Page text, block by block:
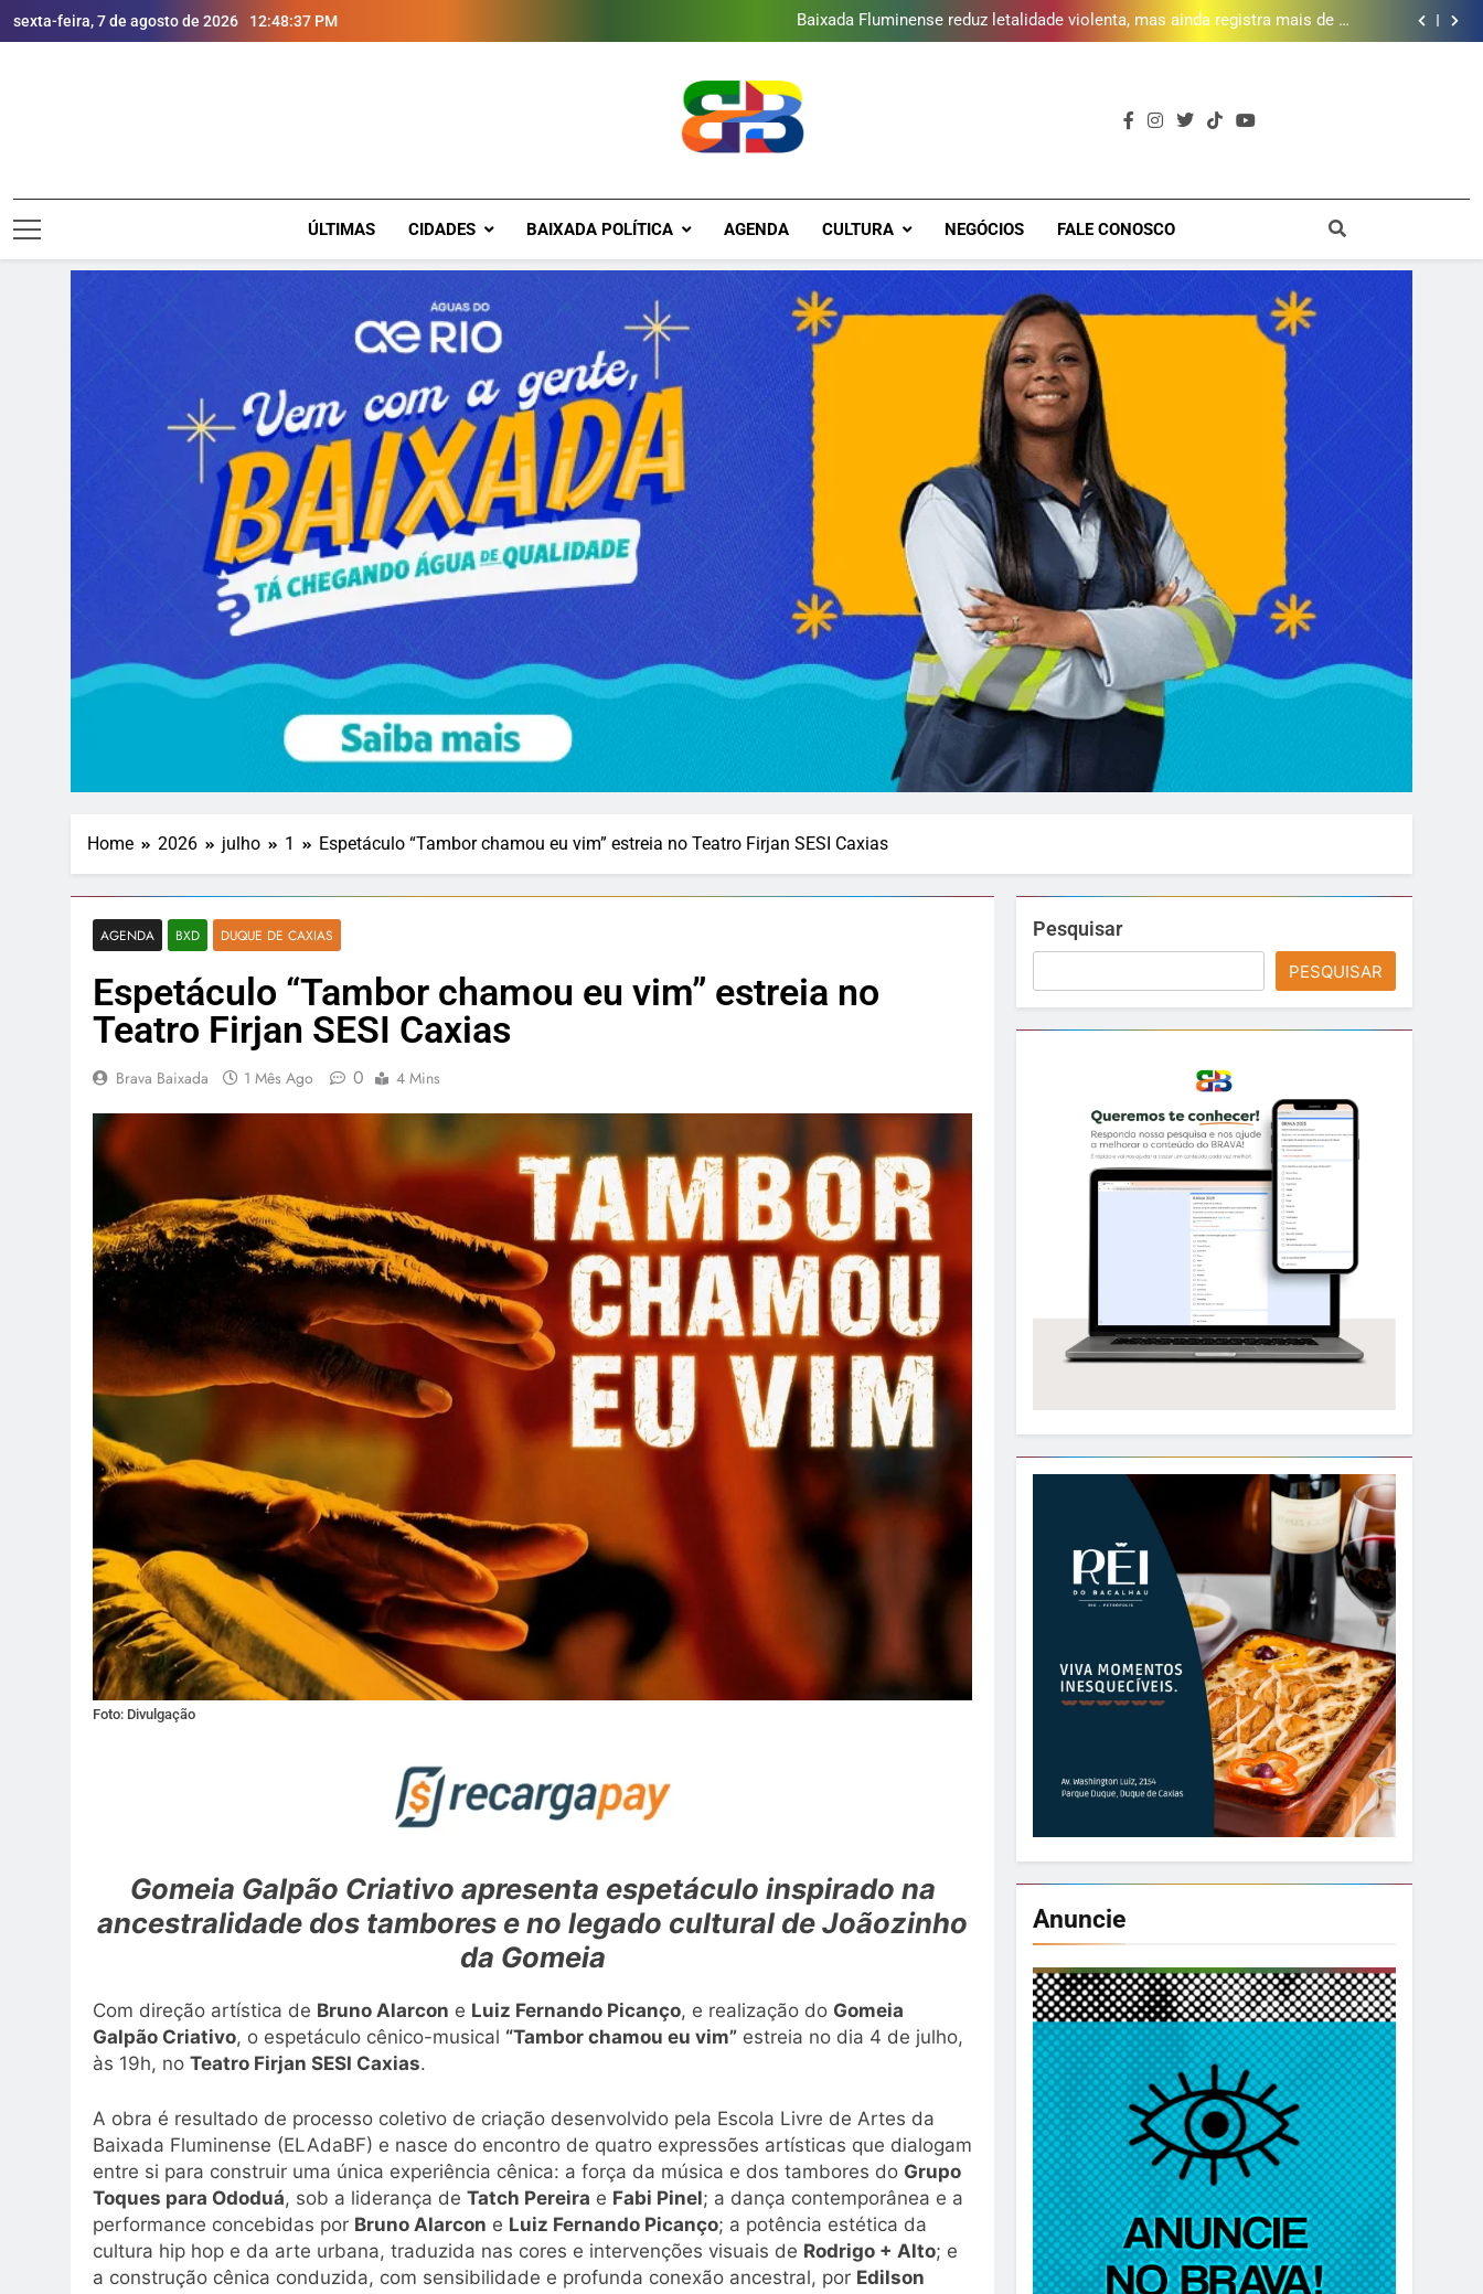
sexta-feira, 7 de agosto de 2026 12:48:39 PM
meio a infraestrutura sustentável
Baixada Fluminense reduz letalidade violenta, mas ainda registra mais de mil
Escola de Cinema EncontrArte abre 50 vagas para curso gratuito de audiovisual
Novo Sesc Duque de Caxias terá piscina, quadra esportiva e diversos serviços em
Baixada Fluminense reduz letalidade violenta, mas ainda registra mais de mil
vítimas em 2025, aponta Firjan
Escola de Cinema EncontrArte abre 50 vagas para curso gratuito de audiovisual
Programa ambiental arrecada mais de 2 mil litros de óleo de cozinha usado e
Novo Sesc Duque de Caxias terá piscina, quadra esportiva e diversos serviços em
Brava Baixada
ÚLTIMAS CIDADES BAIXADA POLÍTICA AGENDA CULTURA NEGÓCIOS FALE CONOSCO
Home 2026 julho 1 Espetáculo “Tambor chamou eu vim” estreia no Teatro Firjan SESI Caxias
AGENDA BXD DUQUE DE CAXIAS
Espetáculo “Tambor chamou eu vim” estreia no
Teatro Firjan SESI Caxias
Brava Baixada 1 Mês Ago 0 4 Mins
Foto: Divulgação
Gomeia Galpão Criativo apresenta espetáculo inspirado na
ancestralidade dos tambores e no legado cultural de Joãozinho
da Gomeia
Com direção artística de Bruno Alarcon e Luiz Fernando Picanço, e realização do Gomeia
Galpão Criativo, o espetáculo cênico-musical “Tambor chamou eu vim” estreia no dia 4 de julho,
às 19h, no Teatro Firjan SESI Caxias.
A obra é resultado de processo coletivo de criação desenvolvido pela Escola Livre de Artes da
Baixada Fluminense (ELAdaBF) e nasce do encontro de quatro expressões artísticas que dialogam
entre si para construir uma única experiência cênica: a força da música e dos tambores do Grupo
Toques para Ododuá, sob a liderança de Tatch Pereira e Fabi Pinel; a dança contemporânea e a
performance concebidas por Bruno Alarcon e Luiz Fernando Picanço; a potência estética da
cultura hip hop e da arte urbana, traduzida nas cores e intervenções visuais de Rodrigo + Alto; e
a construção cênica conduzida, com sensibilidade e profunda conexão ancestral, por Edilson
Pesquisar
PESQUISAR
Anuncie